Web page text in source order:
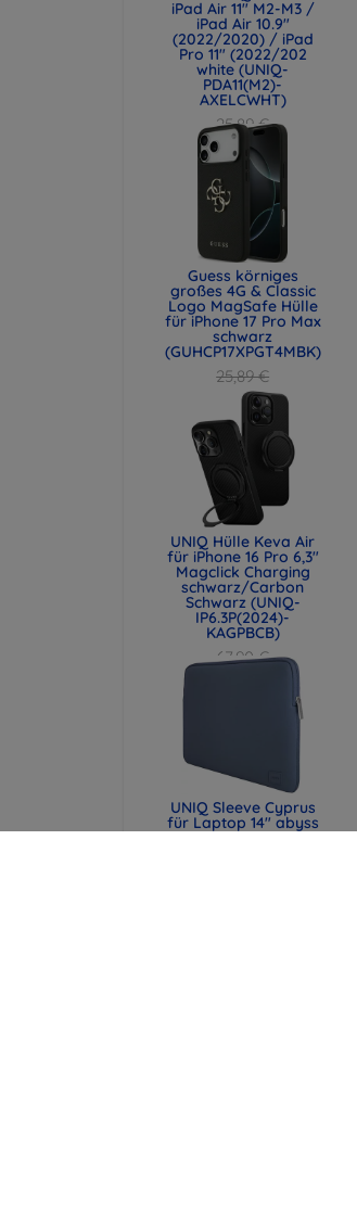
iPad Air 11" M2-M3 /
iPad Air 10.9"
(2022/2020) / iPad
Pro 11" (2022/202
white (UNIQ-
PDA11(M2)-
AXELCWHT)
25,89 €
19,42 €
Guess körniges
großes 4G & Classic
Logo MagSafe Hülle
für iPhone 17 Pro Max
schwarz
(GUHCP17XPGT4MBK)
25,89 €
19,42 €
UNIQ Hülle Keva Air
für iPhone 16 Pro 6,3"
Magclick Charging
schwarz/Carbon
Schwarz (UNIQ-
IP6.3P(2024)-
KAGPBCB)
67,90 €
UNIQ Sleeve Cyprus
für Laptop 14" abyss
blue,